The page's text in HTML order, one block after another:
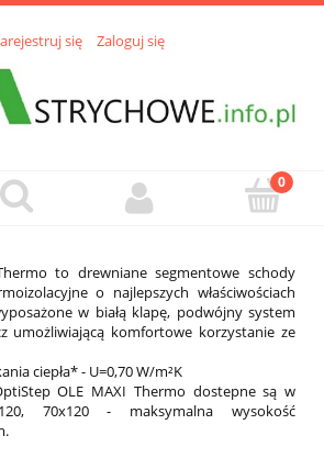
się Zaloguj się
to drewniane segmentowe schody
o najlepszych właściwościach
w białą klapę, podwójny system
umożliwiającą komfortowe korzystanie ze
ciepła* - U=0,70 W/m²K
OLE MAXI Thermo dostepne są w
70x120 - maksymalna wysokość